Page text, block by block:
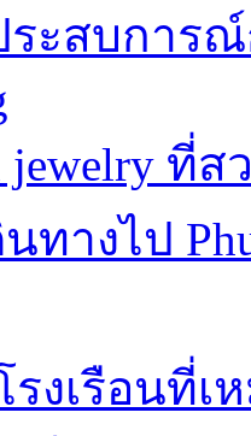
ะสบการ
ที่
ทางไป
งเรือนที่เ